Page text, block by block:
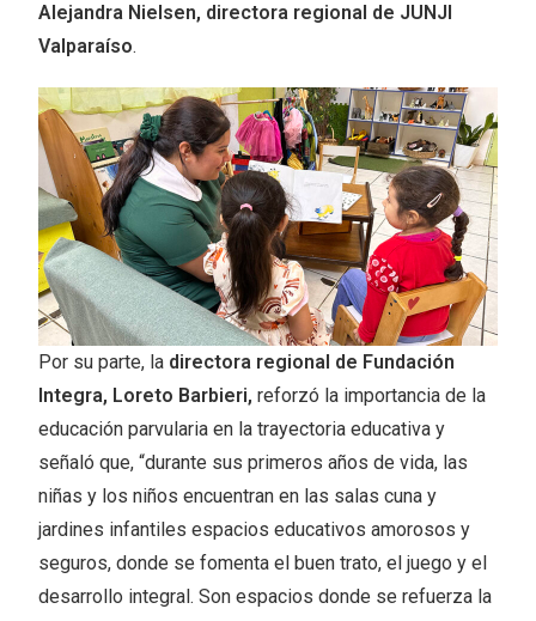
Alejandra Nielsen, directora regional de JUNJI
Valparaíso.
Por su parte, la directora regional de Fundación
Integra, Loreto Barbieri, reforzó la importancia de la
educación parvularia en la trayectoria educativa y
señaló que, “durante sus primeros años de vida, las
niñas y los niños encuentran en las salas cuna y
jardines infantiles espacios educativos amorosos y
seguros, donde se fomenta el buen trato, el juego y el
desarrollo integral. Son espacios donde se refuerza la